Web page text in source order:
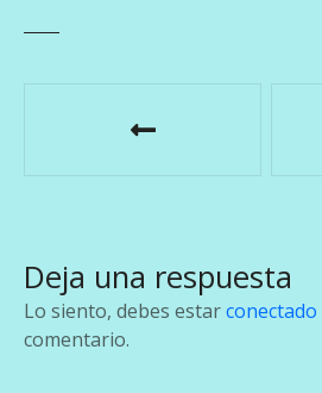
g
a
Deja una respuesta
Lo siento, debes estarconectado
comentario.